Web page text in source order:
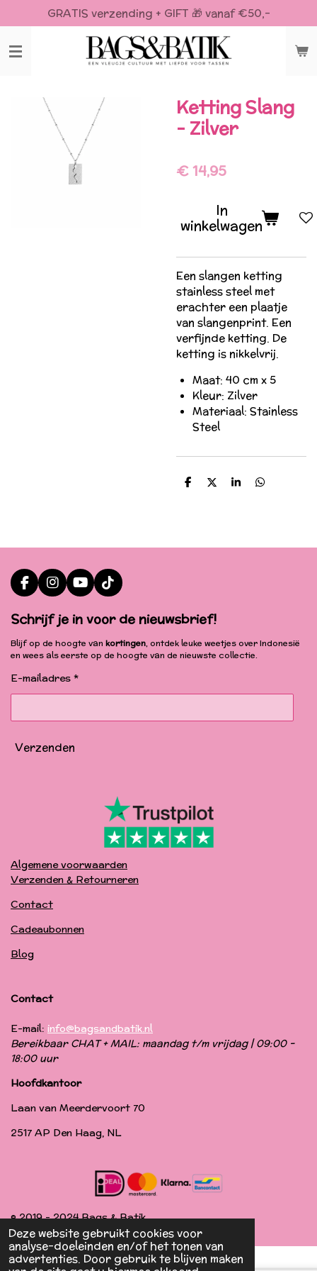
Deze website gebruikt cookies voor
analyse-doeleinden en/of het tonen van
advertenties. Door gebruik te blijven maken
direct
naar
de
GRATIS verzending + GIFT 🎁 vanaf €50,-
Ketting Slang
- Zilver
€ 14,95
In
winkelwagen
Een slangen ketting
stainless steel met
erachter een plaatje
van slangenprint. Een
verfijnde ketting. De
ketting is nikkelvrij.
Maat: 40 cm x 5
Kleur: Zilver
Materiaal: Stainless
Steel
D D S D
F
a
c
e
b
o
k
I
n
s
t
a
g
a
Y
o
u
T
u
b
T
i
k
T
o
k
Schrijf je in voor de nieuwsbrief!
Blijf op de hoogte van kortingen, ontdek leuke weetjes over Indonesië
en wees als eerste op de hoogte van de nieuwste collectie.
E-mailadres *
Verzenden
Algemene voorwaarden
Verzenden & Retourneren
Contact
Cadeaubonnen
Blog
Contact
E-mail: info@bagsandbatik.nl
Bereikbaar CHAT + MAIL: maandag t/m vrijdag | 09:00 -
18:00 uur
Hoofdkantoor
Laan van Meerdervoort 70
2517 AP Den Haag, NL
© 2019 - 2024 Bags & Batik